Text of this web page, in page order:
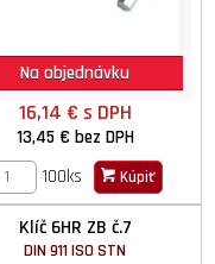
Na objednávku
16,14 € s DPH
13,45 € bez DPH
100ks
Kúpiť
Klíč 6HR ZB č.7
DIN 911 ISO STN